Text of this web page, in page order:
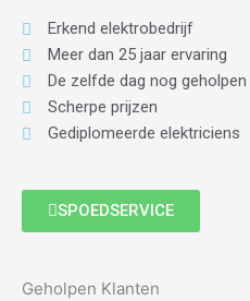
Erkend elektrobedrijf
Meer dan 25 jaar ervaring
De zelfde dag nog geholpen
Scherpe prijzen
Gediplomeerde elektriciens
SPOEDSERVICE
Geholpen Klanten